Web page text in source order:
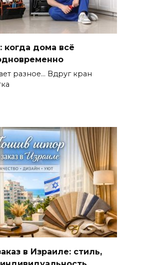
когда дома всё
разное… Вдруг кран
в Израиле: стиль,